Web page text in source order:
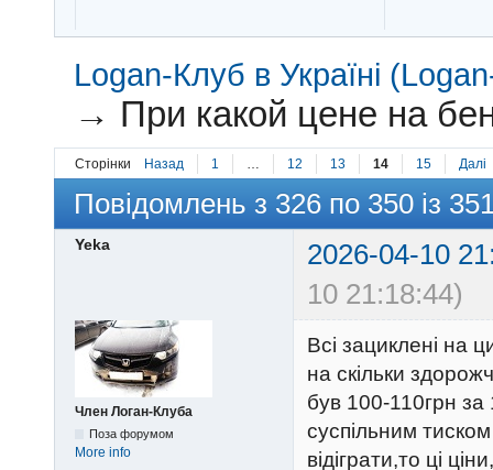
Logan-Клуб в Україні
→ При какой цене на
Сторінки Назад 1 12 13 14 15 Далі
Повідомлень з 326 по 350 із
Yeka
2026-04-10
10 21:18:44)
Член Логан-Клуба
Поза форумом
More info
Всі зациклені на
на скільки
був 100-110грн за
суспільним
відіграти,то ці